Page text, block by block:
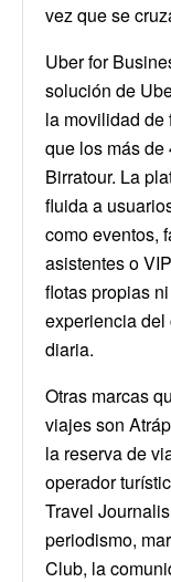
vez que se
Uber for
solución de
la movilidad de
que los más
Birratour. La
fluida a
como eventos,
asistentes o
flotas propias
experiencia
diaria.
Otras marcas
viajes son
la reserva de
operador
Travel
periodismo,
Club, la